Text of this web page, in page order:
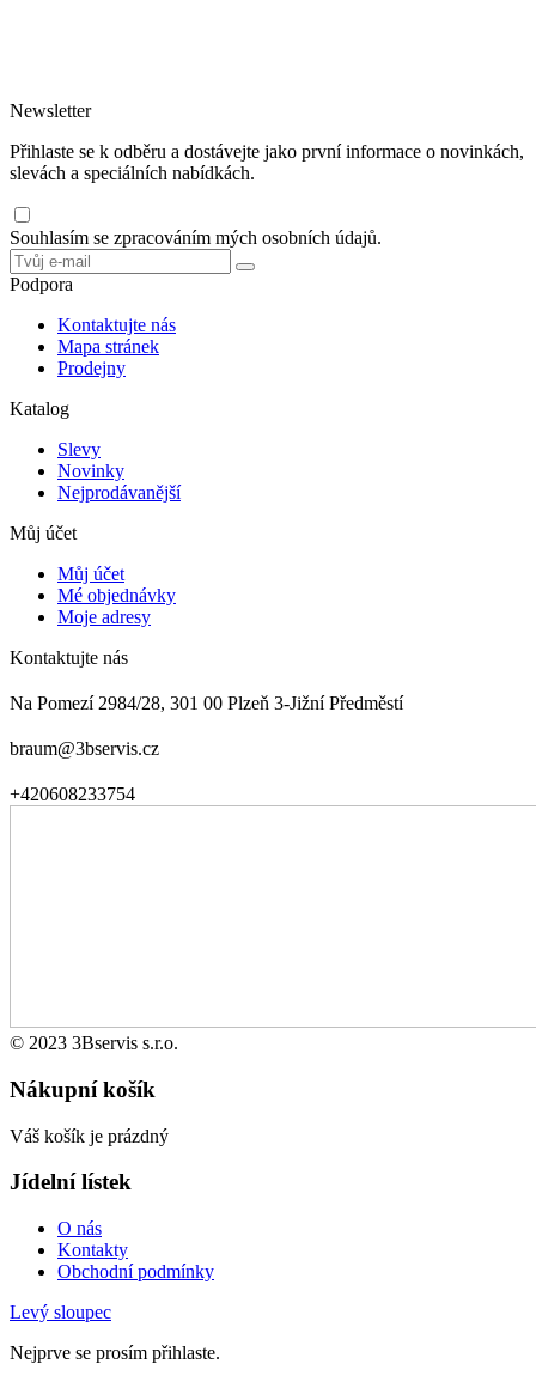
Newsletter
Přihlaste se k odběru a dostávejte jako první informace o novinkách,
slevách a speciálních nabídkách.
Souhlasím se zpracováním mých osobních údajů.
Podpora
Kontaktujte nás
Mapa stránek
Prodejny
Katalog
Slevy
Novinky
Nejprodávanější
Můj účet
Můj účet
Mé objednávky
Moje adresy
Kontaktujte nás
Na Pomezí 2984/28, 301 00 Plzeň 3-Jižní Předměstí
braum@3bservis.cz
+420608233754
© 2023 3Bservis s.r.o.
Nákupní košík
Váš košík je prázdný
Jídelní lístek
O nás
Kontakty
Obchodní podmínky
Levý sloupec
Nejprve se prosím přihlaste.